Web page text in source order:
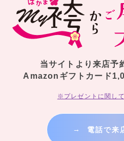
当サイトより来店予
Amazonギフトカード
※プレゼントに関し
→ 電話で